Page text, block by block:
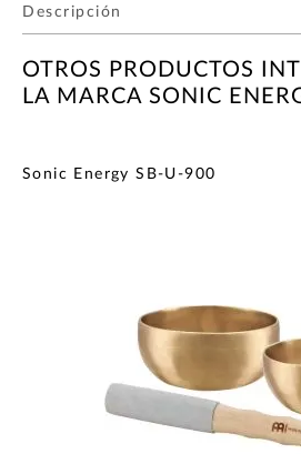
Descripción
OTROS PRODUCTOS
LA MARCA SONIC
Sonic Energy SB-U-900